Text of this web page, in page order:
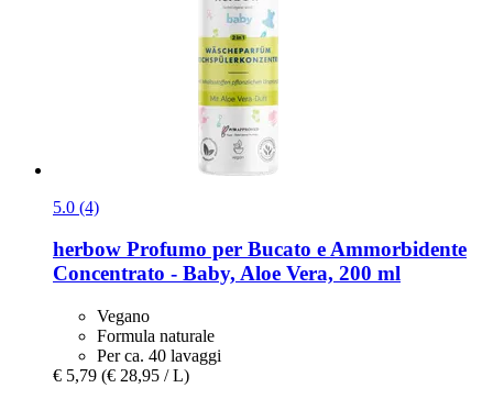
5.0 (4)
herbow Profumo per Bucato e Ammorbidente
Concentrato -​ Baby, Aloe Vera, 200 ml
Vegano
Formula naturale
Per ca. 40 lavaggi
€ 5,79 (€ 28,95 / L)